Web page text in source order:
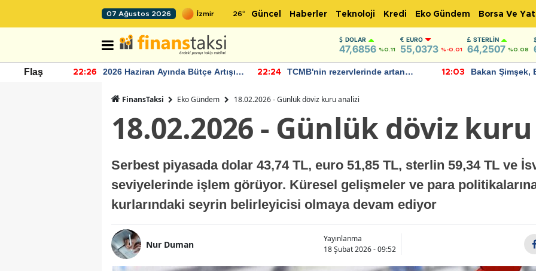
07 Ağustos 2026 26° Güncel Haberler Teknoloji Kredi Eko Gündem Borsa Ve
DOLAR
47,6856 %0.11
EURO
55,0373 %-0.01
STERLIN
64,2507 %0.08
Flaş 22:26
2026 Haziran Ayında Bütçe Artışı
22:24
TCMB'nin rezervlerinde artan
12:03
Bakan Şimşek,
FinansTaksi Eko Gündem 18.02.2026 - Günlük döviz kuru analizi
18.02.2026 - Günlük döviz
Serbest piyasada dolar 43,74 TL, euro 51,85 TL, sterlin 59,34 TL ve
seviyelerinde işlem görüyor. Küresel gelişmeler ve para
kurlarındaki seyrin belirleyicisi olmaya devam ediyor
Nur Duman
Yayınlanma
18 Şubat 2026 - 09:52